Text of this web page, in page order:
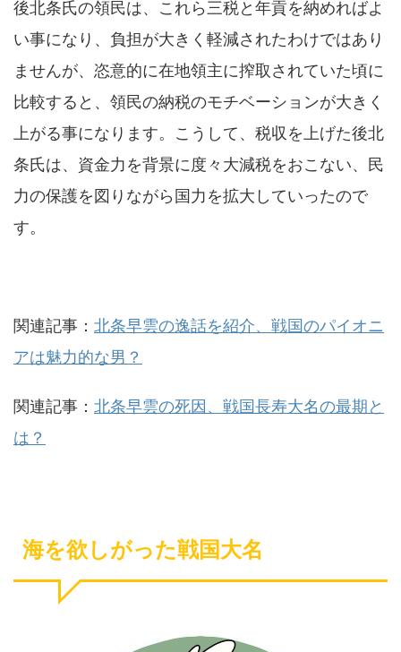
後北条氏の領民は、これら三税と年貢を納めればよ
い事になり、負担が大きく軽減されたわけではあり
ませんが、恣意的に在地領主に搾取されていた頃に
比較すると、領民の納税のモチベーションが大きく
上がる事になります。こうして、税収を上げた後北
条氏は、資金力を背景に度々大減税をおこない、民
力の保護を図りながら国力を拡大していったので
す。
関連記事： 北条早雲の逸話を紹介、戦国のパイオニ
アは魅力的な男？
関連記事： 北条早雲の死因、戦国長寿大名の最期と
は？
海を欲しがった戦国大名